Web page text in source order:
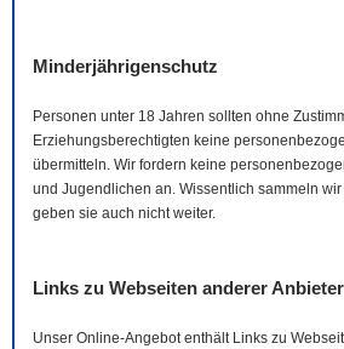
Minderjährigenschutz
Personen unter 18 Jahren sollten ohne
Erziehungsberechtigten keine
übermitteln. Wir fordern keine
und Jugendlichen an. Wissentlich sammeln
geben sie auch nicht weiter.
Links zu Webseiten anderer Anbieter
Unser Online-Angebot enthält Links zu